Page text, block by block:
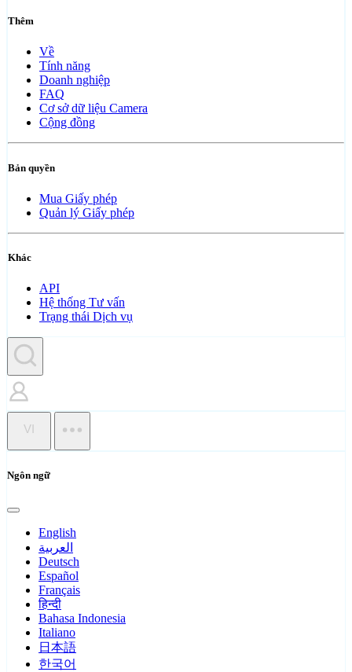
Thêm
Về
Tính năng
Doanh nghiệp
FAQ
Cơ sở dữ liệu Camera
Cộng đồng
Bản quyền
Mua Giấy phép
Quản lý Giấy phép
Khác
API
Hệ thống Tư vấn
Trạng thái Dịch vụ
VI
Ngôn ngữ
English
العربية
Deutsch
Español
Français
हिन्दी
Bahasa Indonesia
Italiano
日本語
한국어